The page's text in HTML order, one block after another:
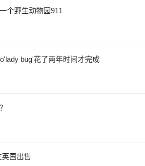
个野生动物园911
bug'花了两年时间才完成
国出售